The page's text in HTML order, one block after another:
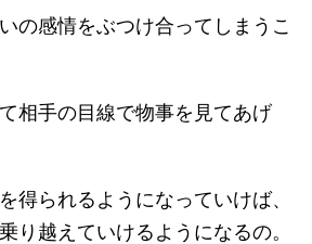
の感情をぶつけ合ってしまうこ
相手の目線で物事を見てあげ
得られるようになっていけば、
り越えていけるようになるの。